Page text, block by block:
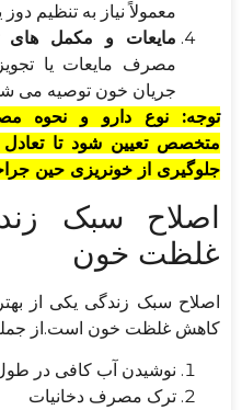
معمولاً نیاز به تنظیم
مایعات و مکمل های
مصرف مایعات یا
جریان خون توصیه می
توجه: نوع دارو و نحوه
متخصص تعیین شود تا
جلوگیری از خونریزی حین
اصلاح سبک
غلظت خون
اصلاح سبک زندگی یکی از
کاهش غلظت خون است.از
نوشیدن آب کافی در
ترک مصرف دخانیات